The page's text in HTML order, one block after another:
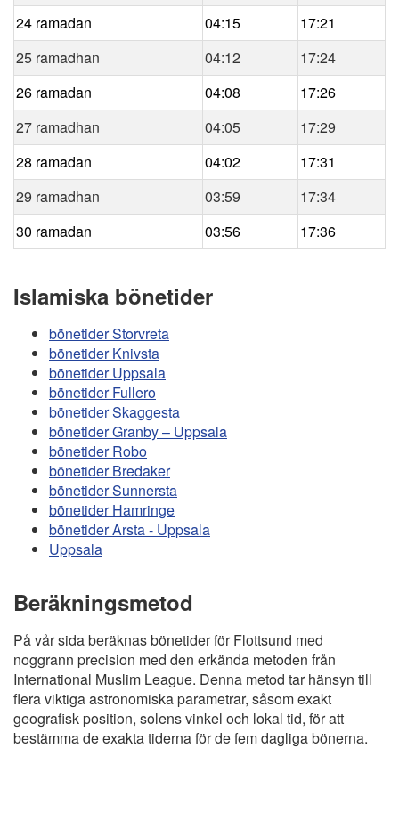
24 ramadan
04:15
17:21
25 ramadhan
04:12
17:24
26 ramadan
04:08
17:26
27 ramadhan
04:05
17:29
28 ramadan
04:02
17:31
29 ramadhan
03:59
17:34
30 ramadan
03:56 17:36
Islamiska bönetider
bönetider Storvreta
bönetider Knivsta
bönetider Uppsala
bönetider Fullero
bönetider Skaggesta
bönetider Granby – Uppsala
bönetider Robo
bönetider Bredaker
bönetider Sunnersta
bönetider Hamringe
bönetider Arsta - Uppsala
Uppsala
Beräkningsmetod
På vår sida beräknas bönetider för Flottsund med
noggrann precision med den erkända metoden från
International Muslim League. Denna metod tar hänsyn till
flera viktiga astronomiska parametrar, såsom exakt
geografisk position, solens vinkel och lokal tid, för att
bestämma de exakta tiderna för de fem dagliga bönerna.